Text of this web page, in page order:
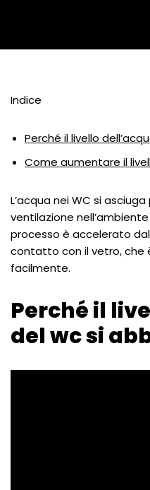
Indice
Perché il livello
Come aumentare il
L’acqua nei WC si
ventilazione
processo è accelerato
contatto con il vetro, che
facilmente.
Perché il
del wc si